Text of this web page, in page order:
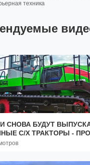
техника
СНОВА БУДУТ
С/Х ТРАКТОРЫ -
FT80 от ДСТ-